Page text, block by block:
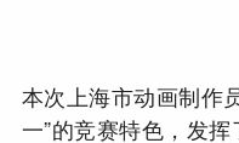
本次上海市动画制作
一”的竞赛特色，发